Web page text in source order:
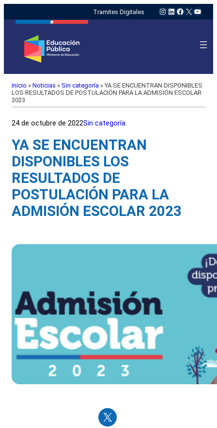
Tramites Digitales Instagram
LinkedIn
Facebook
X
Inicio » Noticias » Sin categoría » YA SE ENCUENTRAN DISPONIBLES
LOS RESULTADOS DE POSTULACIÓN PARA LA ADMISIÓN ESCOLAR
2023
24 de octubre de 2022Sin categoría
YA SE ENCUENTRAN
DISPONIBLES LOS
RESULTADOS DE
POSTULACIÓN PARA LA
ADMISIÓN ESCOLAR 2023